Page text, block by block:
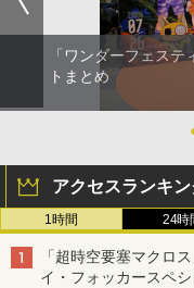
「ワンダーフェス
トまとめ
アクセスランキン
1時間 24時
「超時空要塞マクロ
イ・フォッカースペ